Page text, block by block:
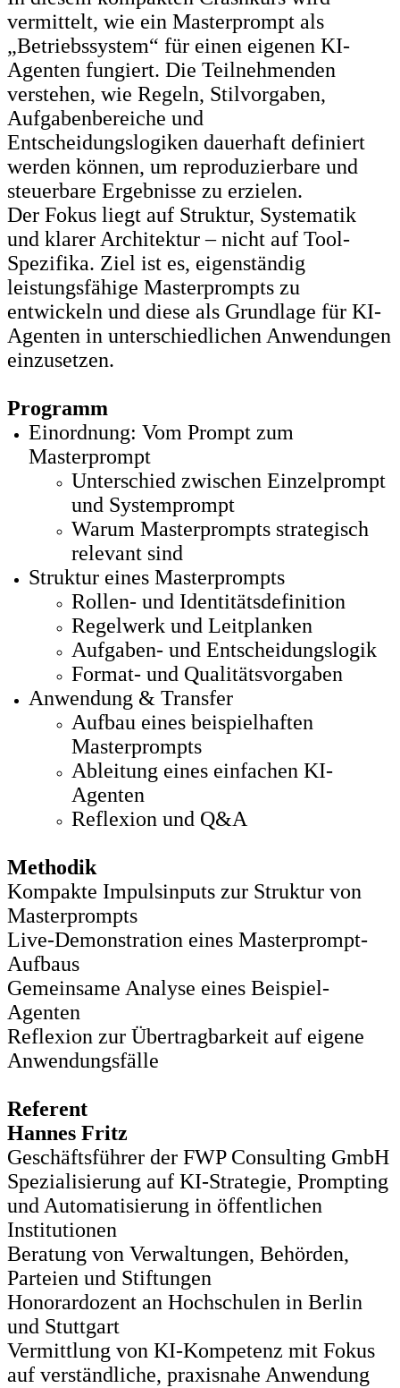
vermittelt, wie ein Masterprompt als
„Betriebssystem“ für einen eigenen KI-
Agenten fungiert. Die Teilnehmenden
verstehen, wie Regeln, Stilvorgaben,
Aufgabenbereiche und
Entscheidungslogiken dauerhaft definiert
werden können, um reproduzierbare und
steuerbare Ergebnisse zu erzielen.
Der Fokus liegt auf Struktur, Systematik
und klarer Architektur – nicht auf Tool-
Spezifika. Ziel ist es, eigenständig
leistungsfähige Masterprompts zu
entwickeln und diese als Grundlage für KI-
Agenten in unterschiedlichen Anwendungen
einzusetzen.
Programm
Einordnung: Vom Prompt zum
Masterprompt
Unterschied zwischen Einzelprompt
und Systemprompt
Warum Masterprompts strategisch
relevant sind
Struktur eines Masterprompts
Rollen- und Identitätsdefinition
Regelwerk und Leitplanken
Aufgaben- und Entscheidungslogik
Format- und Qualitätsvorgaben
Anwendung & Transfer
Aufbau eines beispielhaften
Masterprompts
Ableitung eines einfachen KI-
Agenten
Reflexion und Q&A
Methodik
Kompakte Impulsinputs zur Struktur von
Masterprompts
Live-Demonstration eines Masterprompt-
Aufbaus
Gemeinsame Analyse eines Beispiel-
Agenten
Reflexion zur Übertragbarkeit auf eigene
Anwendungsfälle
Referent
Hannes Fritz
Geschäftsführer der FWP Consulting GmbH
Spezialisierung auf KI-Strategie, Prompting
und Automatisierung in öffentlichen
Institutionen
Beratung von Verwaltungen, Behörden,
Parteien und Stiftungen
Honorardozent an Hochschulen in Berlin
und Stuttgart
Vermittlung von KI-Kompetenz mit Fokus
auf verständliche, praxisnahe Anwendung